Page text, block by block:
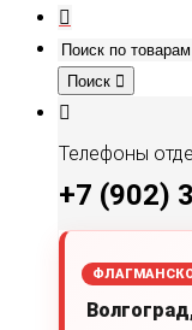
Поиск
Телефоны
+7 (902)